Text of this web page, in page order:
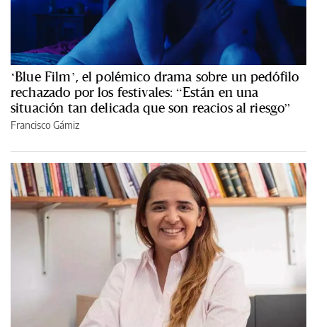
‘Blue Film’, el polémico drama sobre un pedófilo
rechazado por los festivales: “Están en una
situación tan delicada que son reacios al riesgo”
Francisco Gámiz